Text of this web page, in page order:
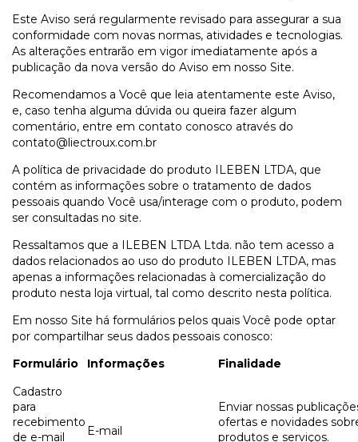
Este Aviso será regularmente revisado para assegurar a sua
conformidade com novas normas, atividades e tecnologias.
As alterações entrarão em vigor imediatamente após a
publicação da nova versão do Aviso em nosso Site.
Recomendamos a Você que leia atentamente este Aviso,
e, caso tenha alguma dúvida ou queira fazer algum
comentário, entre em contato conosco através do
contato@liectroux.com.br
A política de privacidade do produto ILEBEN LTDA, que
contém as informações sobre o tratamento de dados
pessoais quando Você usa/interage com o produto, podem
ser consultadas no site.
Ressaltamos que a ILEBEN LTDA Ltda. não tem acesso a
dados relacionados ao uso do produto ILEBEN LTDA, mas
apenas a informações relacionadas à comercialização do
produto nesta loja virtual, tal como descrito nesta política.
Em nosso Site há formulários pelos quais Você pode optar
por compartilhar seus dados pessoais conosco:
Formulário
Informações
Finalidade
Cadastro
para
recebimento
de e-mail
E-mail
Enviar nossas
ofertas e novidades
produtos e serviços.